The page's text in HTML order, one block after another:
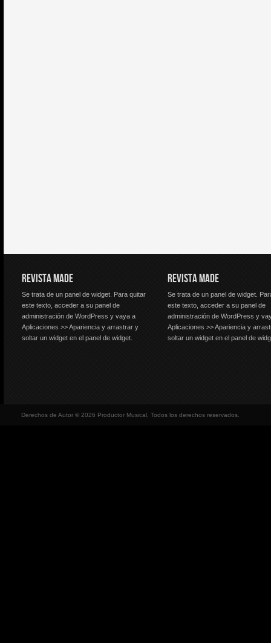
REVISTA MADE
Se trata de un panel de widget. Para quitar
este texto, acceder a su panel de
administración de WordPress y vaya a
Aplicaciones >> Apariencia y arrastrar y
soltar un widget en el panel de widget.
REVISTA MADE
Se trata de un panel de widget.
este texto, acceder a su panel de
administración de WordPress y
Aplicaciones >> Apariencia y
soltar un widget en el panel de
Derechos de Autor © 2026 Productor Musical, Todos los derechos reservados.